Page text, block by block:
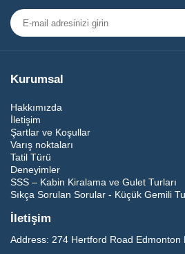
Kurumsal
Hakkımızda
İletişim
Şartlar ve Koşullar
Varış noktaları
Tatil Türü
Deneyimler
SSS – Kabin Kiralama ve Gulet Turları
Sıkça Sorulan Sorular - Küçük Gemili
İletişim
Address: 274 Hertford Road Edmonton